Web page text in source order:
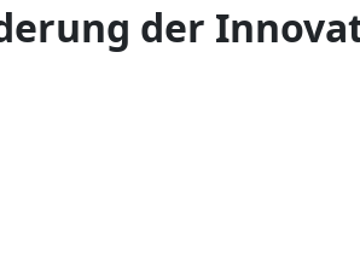
der